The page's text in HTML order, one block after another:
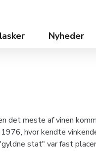
Nyheder
meste af vinen
hvor kendte
stat" var fast